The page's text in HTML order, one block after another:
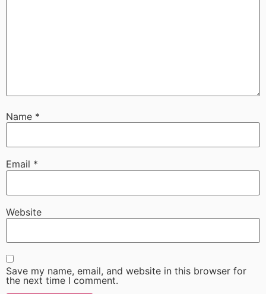
Name *
Email *
Website
Save my name, email, and website in this browser for
the next time I comment.